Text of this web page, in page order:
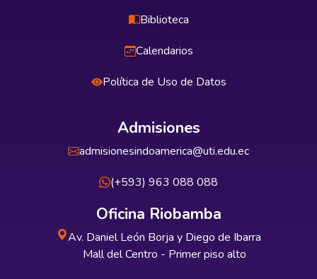
Biblioteca
Calendarios
Política de Uso de Datos
Admisiones
admisionesindoamerica@uti.edu.ec
(+593) 963 088 088
Oficina Riobamba
Av. Daniel León Borja y Diego de Ibarra
Mall del Centro - Primer piso alto